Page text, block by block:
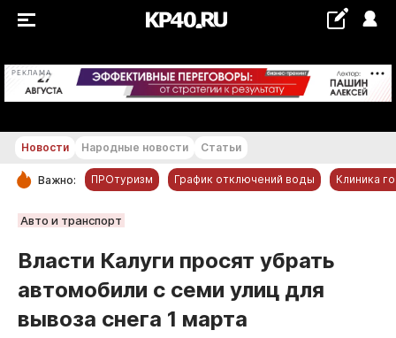
РЕКЛАМА +24...+25 °С
РУБРИКИ
Обнинск
Новости компаний
Статьи
Народные новости
Новости Народные новости Статьи
Важно: ПРОтуризм График отключений воды Клиника
Авто и транспорт
Власти Калуги просят убрать
автомобили с семи улиц для
вывоза снега 1 марта